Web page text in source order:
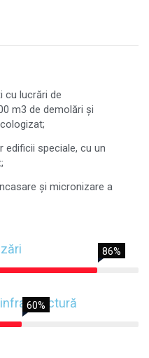
cu lucrări de
m3 de demolări și
edificii speciale, cu un
și micronizare a
86%
60%